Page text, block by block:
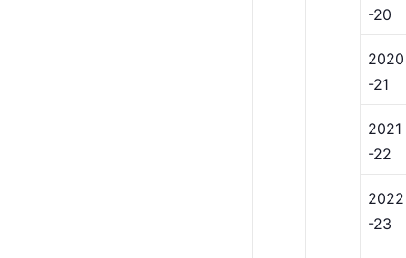
-20
2020
-21
2021
-22
2022
-23